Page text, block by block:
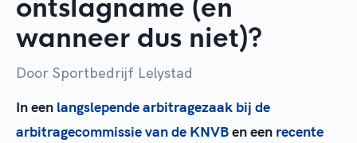
ontslagname (en
wanneer dus niet)?
Door Sportbedrijf Lelystad
In een langslepende arbitragezaak bij de
arbitragecommissie van de KNVBen een recente